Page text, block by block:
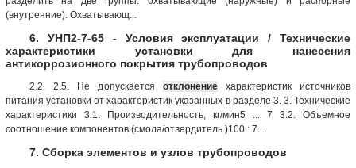
(внутренние). Охватывающ...
6. УНП2-7-65 - Условия эксплуатации / Технические
характеристики установки для нанесения
антикоррозионного покрытия трубопроводов
2.2. 2.5. Не допускается отклонениехарактеристик источников
питания установки от характеристик указанных в разделе 3. 3. Технические
характеристики 3.1. Производительность, кг/мин5 ... 7 3.2. Объемное
соотношение компонентов (смола/отвердитель )100 : 7...
7. Сборка элементов и узлов трубопроводов